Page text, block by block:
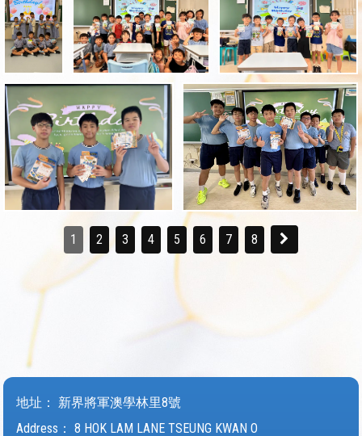
1 2 3 4 5 6 7 8
地址：
新界將軍澳學林里8號
Address：
8 HOK LAM LANE TSEUNG KWAN O